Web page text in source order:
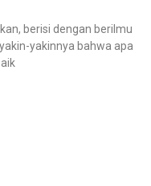
berisi dengan berilmu
yakinnya bahwa apa